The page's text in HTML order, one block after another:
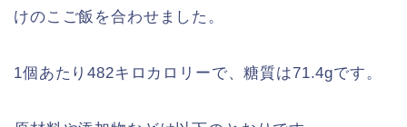
けのこご飯を合わせました。
1個あたり482キロカロリーで、糖質は71.4gです。